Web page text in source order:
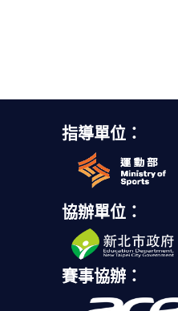
指導單位：
協辦單位：
賽事協辦：